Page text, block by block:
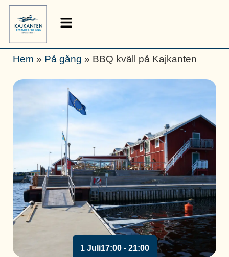
Hem » På gång » BBQ kväll på Kajkanten
1 Juli17:00- 21:00